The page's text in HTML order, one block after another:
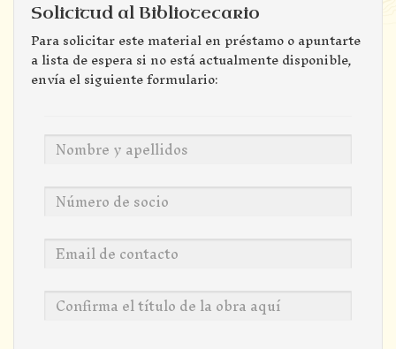
Solicitud al Bibliotecario
Para solicitar este material en préstamo o apuntarte
a lista de espera si no está actualmente disponible,
envía el siguiente formulario: